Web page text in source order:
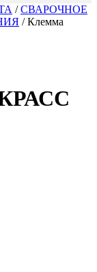
/СВАРОЧНОЕ
/ Клемма
КРАСС